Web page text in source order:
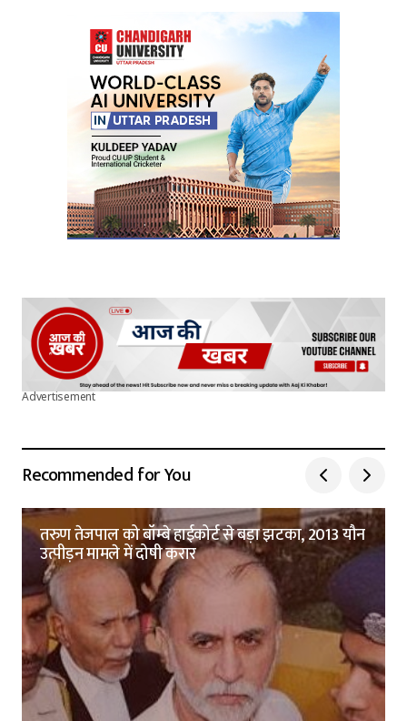
Advertisement
Recommended for You
तरुण तेजपाल को बॉम्बे हाईकोर्ट से बड़ा झटका, 2013 यौन
उत्पीड़न मामले में दोषी करार